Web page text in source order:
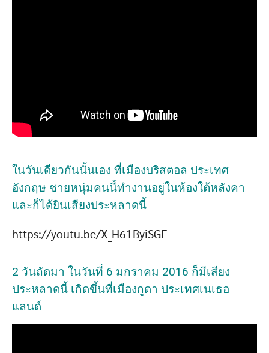
ในวันเดียวกันนั้นเอง ที่เมืองบริสตอล ประเทศ
อังกฤษ ชายหนุ่มคนนี้ทำงานอยู่ในห้องใต้หลังคา
และก็ได้ยินเสียงประหลาดนี้
https://youtu.be/X_H61ByiSGE
2 วันถัดมา ในวันที่ 6 มกราคม 2016 ก็มีเสียง
ประหลาดนี้ เกิดขึ้นที่เมืองกูดา ประเทศเนเธอ
แลนด์